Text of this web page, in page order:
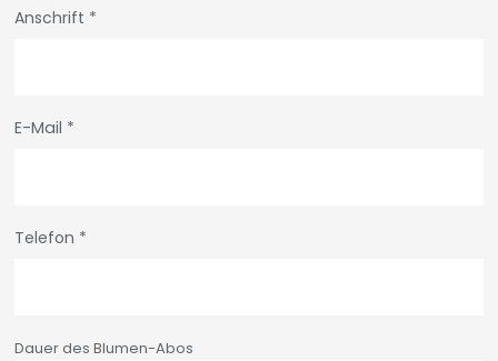
Anschrift *
E-Mail *
Telefon *
Dauer des Blumen-Abos